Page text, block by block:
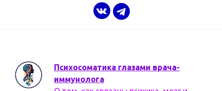
Психосоматика глазами врача-
иммунолога